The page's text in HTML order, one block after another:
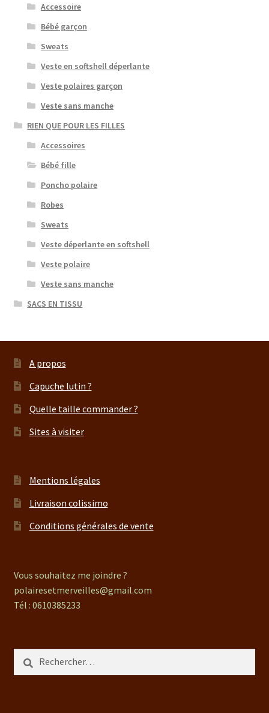
Accessoire
Bébé garçon
Sweats
Veste en softshell déperlante
Veste polaires garçon
Veste sans manche
RIEN QUE POUR LES FILLES
Accessoires
Bébé fille
Poncho polaire
Robes
Sweats
Veste déperlante en softshell
Veste polaire
Veste sans manche
SACS EN TISSU
A propos
Capuche lutin ?
Quelle taille commander ?
Sites à visiter
Mentions légales
Livraison colissimo
Conditions générales de vente
Vous souhaitez me joindre ?
polairesetmerveilles@gmail.com
Tél : 0610385233